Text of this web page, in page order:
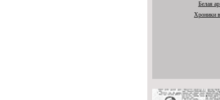
Белая
Хроники